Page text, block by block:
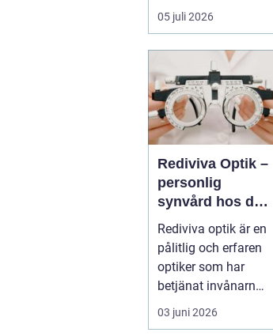
Sömn, arbete,
träning och humör
...
05 juli 2026
Rediviva Optik –
personlig
synvård hos din
optiker i
Uppsala
Rediviva optik är en
pålitlig och erfaren
optiker som har
betjänat invånarna
03 juni 2026